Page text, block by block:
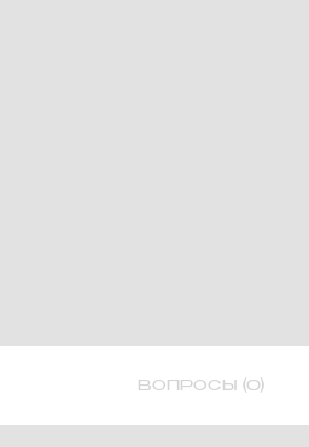
ВОПРОСЫ (0)